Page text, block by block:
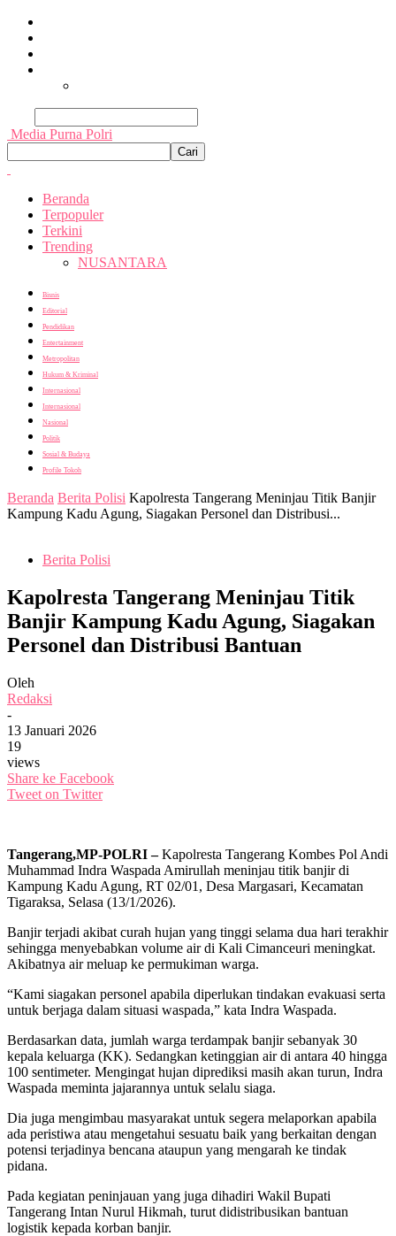
Media Purna Polri
Beranda
Terpopuler
Terkini
Trending
NUSANTARA
Bisnis
Editorial
Pendidikan
Entertainment
Metropolitan
Hukum & Kriminal
Internasional
Internasional
Nasional
Politik
Sosial & Budaya
Profile Tokoh
Beranda Berita Polisi Kapolresta Tangerang Meninjau Titik Banjir
Kampung Kadu Agung, Siagakan Personel dan Distribusi...
Berita Polisi
Kapolresta Tangerang Meninjau Titik
Banjir Kampung Kadu Agung, Siagakan
Personel dan Distribusi Bantuan
Oleh
Redaksi
-
13 Januari 2026
19
views
Share ke Facebook
Tweet on Twitter
Tangerang,MP-POLRI –Kapolresta Tangerang Kombes Pol Andi
Muhammad Indra Waspada Amirullah meninjau titik banjir di
Kampung Kadu Agung, RT 02/01, Desa Margasari, Kecamatan
Tigaraksa, Selasa (13/1/2026).
Banjir terjadi akibat curah hujan yang tinggi selama dua hari terakhir
sehingga menyebabkan volume air di Kali Cimanceuri meningkat.
Akibatnya air meluap ke permukiman warga.
“Kami siagakan personel apabila diperlukan tindakan evakuasi serta
untuk berjaga dalam situasi waspada,” kata Indra Waspada.
Berdasarkan data, jumlah warga terdampak banjir sebanyak 30
kepala keluarga (KK). Sedangkan ketinggian air di antara 40 hingga
100 sentimeter. Mengingat hujan diprediksi masih akan turun, Indra
Waspada meminta jajarannya untuk selalu siaga.
Dia juga mengimbau masyarakat untuk segera melaporkan apabila
ada peristiwa atau mengetahui sesuatu baik yang berkaitan dengan
potensi terjadinya bencana ataupun yang mengarah ke tindak
pidana.
Pada kegiatan peninjauan yang juga dihadiri Wakil Bupati
Tangerang Intan Nurul Hikmah, turut didistribusikan bantuan
logistik kepada korban banjir.